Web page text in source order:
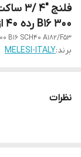
فلنج
300 B16 رده 40 از جنس A182/ F53
B16 SCH40 A182/F53
برند:MELESI-ITALY
نظرات